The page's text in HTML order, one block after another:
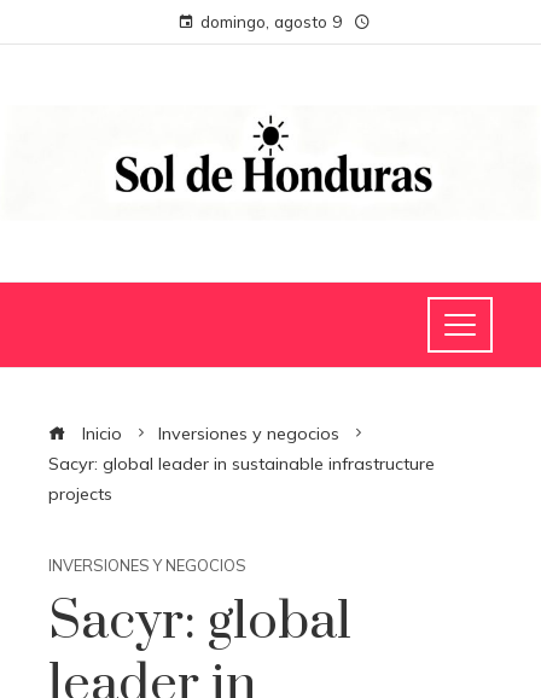
domingo, agosto 9
Inicio
Inversiones y negocios
Sacyr: global leader in sustainable infrastructure
projects
INVERSIONES Y NEGOCIOS
Sacyr: global
leader in